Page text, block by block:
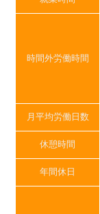
時間外労働時間
月平均労働日数
休憩時間
年間休日